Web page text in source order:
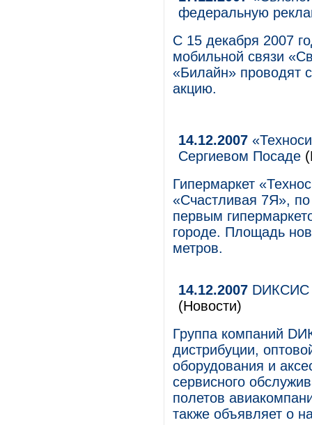
федеральную
С 15 декабря 2007
мобильной связи
«Билайн» проводят
акцию.
14.12.2007
Cергиевом Посаде
Гипермаркет
«Счастливая 7Я»,
первым
городе. Площадь
метров.
14.12.2007 DИКСИС
(Новости)
Группа компаний
дистрибуции,
оборудования и
сервисного
полетов
также объявляет о